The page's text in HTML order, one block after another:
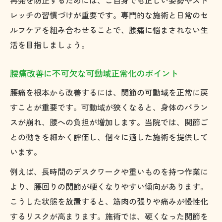
レッチの習慣づけが重要です。専門的な施術と日常のセ
ルフケアを組み合わせることで、腰痛に悩まされない生
活を目指しましょう。
腰痛改善に不可欠な可動域正常化のポイント
腰痛を根本から改善するには、関節の可動域を正常に戻
すことが重要です。可動域が狭くなると、身体のバラン
スが崩れ、腰への負担が増加します。当院では、関節ご
との動きを細かく評価し、個々に適した施術を提供して
います。
例えば、長時間のデスクワークや重いものを持つ作業に
より、腰回りの関節が硬くなりやすい傾向があります。
こうした状態を放置すると、筋肉の張りや痛みが慢性化
するリスクが高まります。施術では、硬くなった関節を